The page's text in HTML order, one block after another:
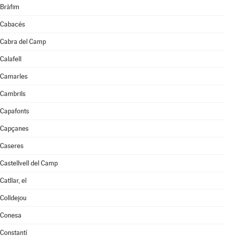
Bràfim
Cabacés
Cabra del Camp
Calafell
Camarles
Cambrils
Capafonts
Capçanes
Caseres
Castellvell del Camp
Catllar, el
Colldejou
Conesa
Constantí